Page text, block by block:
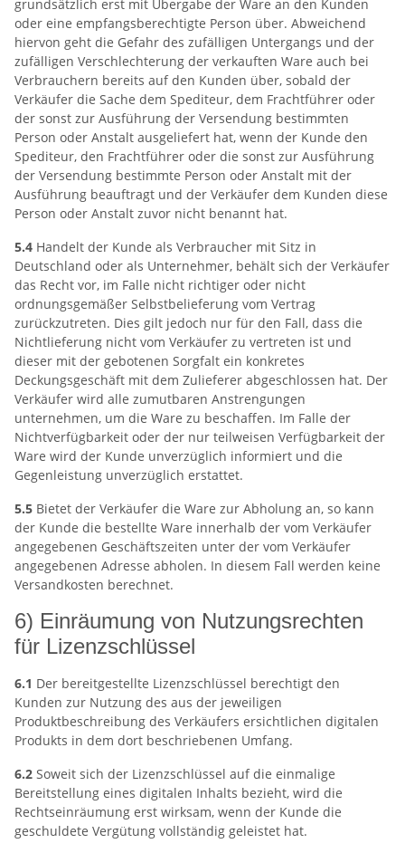
grundsätzlich erst mit Übergabe der Ware an den Kunden
oder eine empfangsberechtigte Person über. Abweichend
hiervon geht die Gefahr des zufälligen Untergangs und der
zufälligen Verschlechterung der verkauften Ware auch bei
Verbrauchern bereits auf den Kunden über, sobald der
Verkäufer die Sache dem Spediteur, dem Frachtführer oder
der sonst zur Ausführung der Versendung bestimmten
Person oder Anstalt ausgeliefert hat, wenn der Kunde den
Spediteur, den Frachtführer oder die sonst zur Ausführung
der Versendung bestimmte Person oder Anstalt mit der
Ausführung beauftragt und der Verkäufer dem Kunden diese
Person oder Anstalt zuvor nicht benannt hat.
5.4 Handelt der Kunde als Verbraucher mit Sitz in
Deutschland oder als Unternehmer, behält sich der Verkäufer
das Recht vor, im Falle nicht richtiger oder nicht
ordnungsgemäßer Selbstbelieferung vom Vertrag
zurückzutreten. Dies gilt jedoch nur für den Fall, dass die
Nichtlieferung nicht vom Verkäufer zu vertreten ist und
dieser mit der gebotenen Sorgfalt ein konkretes
Deckungsgeschäft mit dem Zulieferer abgeschlossen hat. Der
Verkäufer wird alle zumutbaren Anstrengungen
unternehmen, um die Ware zu beschaffen. Im Falle der
Nichtverfügbarkeit oder der nur teilweisen Verfügbarkeit der
Ware wird der Kunde unverzüglich informiert und die
Gegenleistung unverzüglich erstattet.
5.5 Bietet der Verkäufer die Ware zur Abholung an, so kann
der Kunde die bestellte Ware innerhalb der vom Verkäufer
angegebenen Geschäftszeiten unter der vom Verkäufer
angegebenen Adresse abholen. In diesem Fall werden keine
Versandkosten berechnet.
6) Einräumung von Nutzungsrechten
für Lizenzschlüssel
6.1 Der bereitgestellte Lizenzschlüssel berechtigt den
Kunden zur Nutzung des aus der jeweiligen
Produktbeschreibung des Verkäufers ersichtlichen digitalen
Produkts in dem dort beschriebenen Umfang.
6.2 Soweit sich der Lizenzschlüssel auf die einmalige
Bereitstellung eines digitalen Inhalts bezieht, wird die
Rechtseinräumung erst wirksam, wenn der Kunde die
geschuldete Vergütung vollständig geleistet hat.